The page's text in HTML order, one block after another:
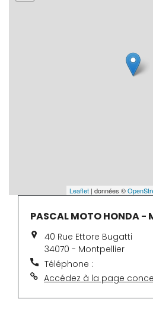
Leaflet | données ©
PASCAL MOTO HONDA -
40 Rue Ettore Bugatti
34070 - Montpellier
Téléphone :
Accédez à la page